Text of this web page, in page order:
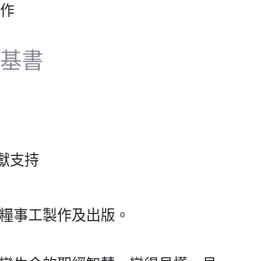
書
支持
事工製作及出版。